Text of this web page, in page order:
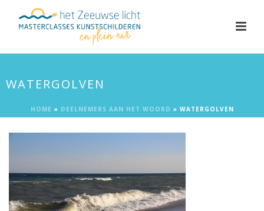
WATERGOLVEN
HOME » DEELNEMERS AAN HET WOORD » WATERGOLVEN